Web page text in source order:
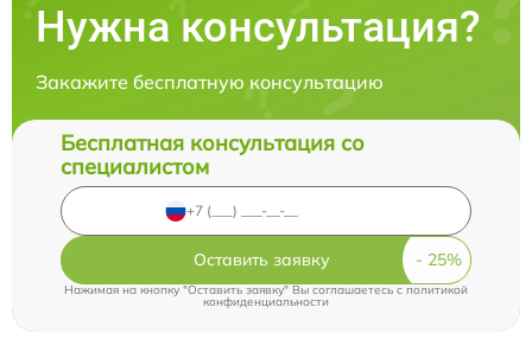
Нужна консультация?
Закажите бесплатную консультацию
Бесплатная консультация со
специалистом
Оставить заявку
Нажимая на кнопку "Оставить заявку" Вы соглашаетесь cполитикой
конфиденциальности